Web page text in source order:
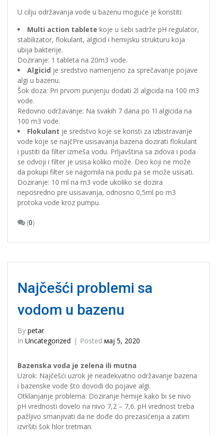
U cilju održavanja vode u bazenu moguće je koristiti:
Multi action tablete koje u sebi sadrže pH regulator,
stabilizator, flokulant, algicid i hemijsku strukturu koja
ubija bakterije.
Doziranje: 1 tableta na 20m3 vode.
Algicid je sredstvo namenjeno za sprečavanje pojave
algi u bazenu.
Šok doza: Pri prvom punjenju dodati 2l algicida na 100 m3
vode.
Redovno održavanje: Na svakih 7 dana po 1l algicida na
100 m3 vode.
Flokulant je sredstvo koje se koristi za izbistravanje
vode koje se najčPre usisavanja bazena dozirati flokulant
i pustiti da filter izmeša vodu. Prljavština sa zidova i poda
se odvoji i filter je usisa koliko može. Deo koji ne može
da pokupi filter se nagomila na podu pa se može usisati.
Doziranje: 10 ml na m3 vode ukoliko se dozira
neposredno pre usisavanja, odnosno 0,5ml po m3
protoka vode kroz pumpu.
(0)
Najčešći problemi sa
vodom u bazenu
By petar
In Uncategorized Posted мај 5, 2020
Bazenska voda je zelena ili mutna
Uzrok: Najčešći uzrok je neadekvatno održavanje bazena
i bazenske vode što dovodi do pojave algi.
Otklanjanje problema: Doziranje hemije kako bi se nivo
pH vrednosti dovelo na nivo 7,2 – 7,6. pH vrednost treba
pažljivo smanjivati da ne dođe do prezasićenja a zatim
izvršiti šok hlor tretman.